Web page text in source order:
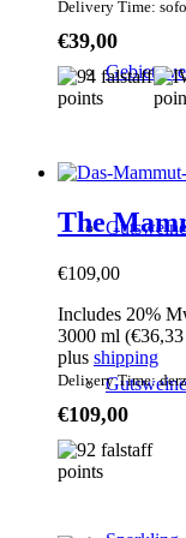
Delivery Time:
€39,00
The
€109,00
Includes 20%
3000 ml (€36,33
plus shipping
Delivery Time:
€109,00